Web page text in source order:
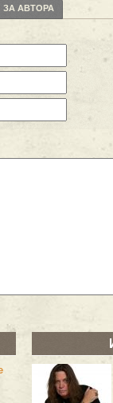
ЗА АВТОРА